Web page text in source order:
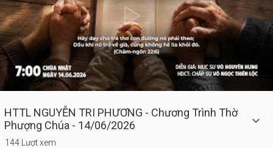
Play
Video
HTTL NGUYỄN TRI PHƯƠNG - Chương Trình Thờ
Phượng Chúa - 14/06/2026
144 Lượt xem